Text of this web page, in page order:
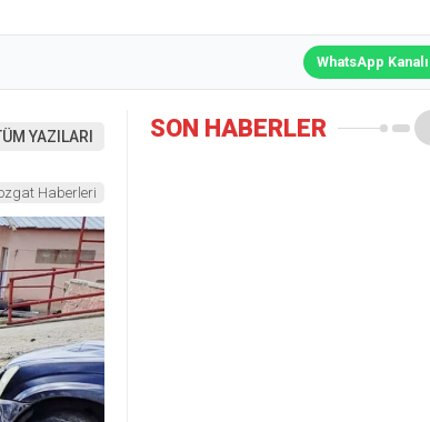
WhatsApp
YAZILARI
Haberleri
SON HABERLER